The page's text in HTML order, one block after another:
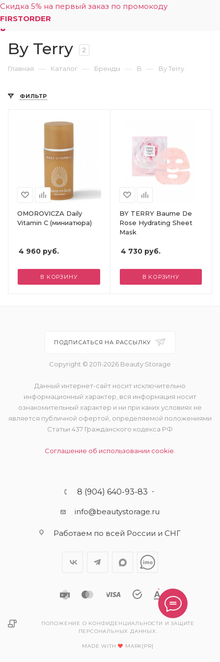
Скидка 5% на первый заказ по промокоду
FIRSTORDER
By Terry 2
Главная — Каталог — Бренды — B — By Terry
ФИЛЬТР
OMOROVICZA Daily
Vitamin C (миниатюра)
4 960 руб.
В КОРЗИНУ
BY TERRY Baume De
Rose Hydrating Sheet
Mask
4 730руб.
В КОРЗИНУ
ПОДПИСАТЬСЯ НА РАССЫЛКУ
Copyright © 2011-2026 Beauty Storage
Данный интернет-сайт носит исключительно
информационный характер, вся информация носит
ознакомительный характер и ни при каких условиях не
является публичной офертой, определяемой положениями
Статьи 437 Гражданского кодекса РФ
Соглашение об использовании cookie.
8 (904) 640-93-83
info@beautystorage.ru
Работаем по всей России и СНГ
ПОЛОЖЕНИЕ О КОНФИДЕНЦИАЛЬНОСТИ И ЗАЩИТЕ
ПЕРСОНАЛЬНЫХ ДАННЫХ.
MADE WITH MARK[PR]